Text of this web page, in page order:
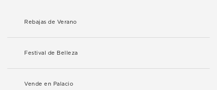
Rebajas de Verano
Festival de Belleza
Vende en Palacio